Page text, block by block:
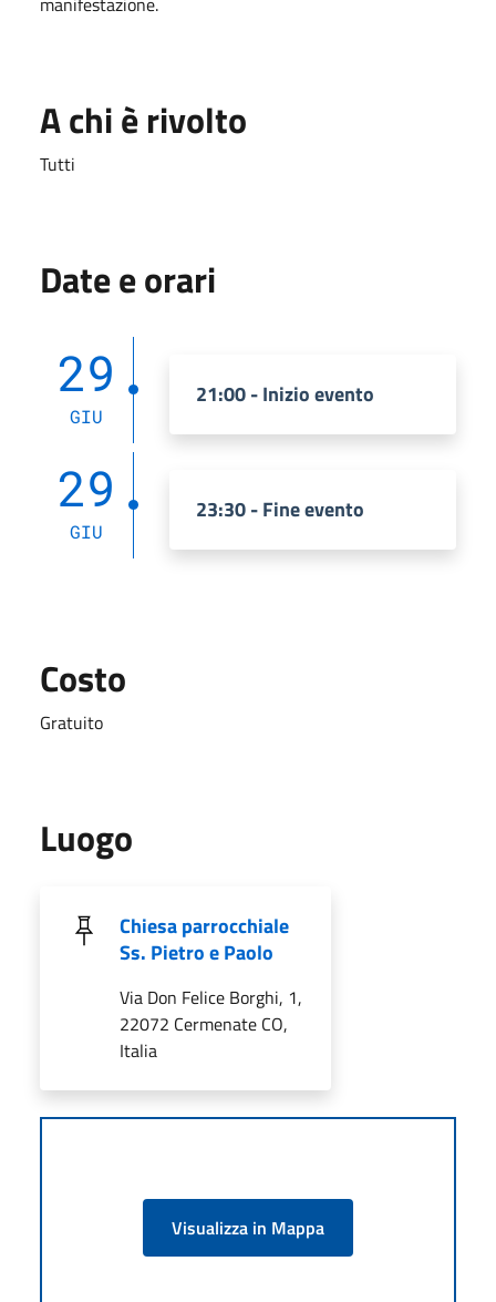
A chi è rivolto
Tutti
Date e orari
29
GIU
21:00 - Inizio evento
29
GIU
23:30 - Fine evento
Costo
Gratuito
Luogo
Chiesa parrocchiale
Ss. Pietro e Paolo
Via Don Felice Borghi, 1,
22072 Cermenate CO,
Italia
Visualizza in Mappa